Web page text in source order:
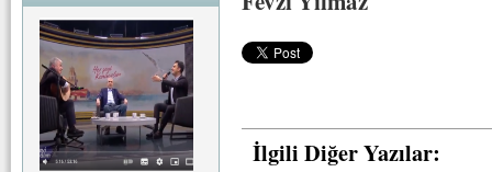
İlgili Diğer Yazılar: